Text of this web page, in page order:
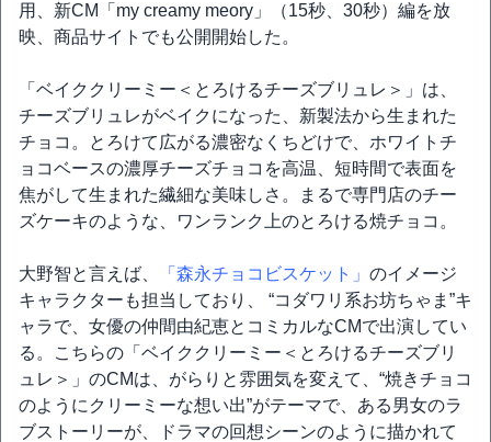
用、新CM「my creamy meory」（15秒、30秒）編を放
映、商品サイトでも公開開始した。
「ベイククリーミー＜とろけるチーズブリュレ＞」は、
チーズブリュレがベイクになった、新製法から生まれた
チョコ。とろけて広がる濃密なくちどけで、ホワイトチ
ョコベースの濃厚チーズチョコを高温、短時間で表面を
焦がして生まれた繊細な美味しさ。まるで専門店のチー
ズケーキのような、ワンランク上のとろける焼チョコ。
大野智と言えば、 「森永チョコビスケット」 のイメージ
キャラクターも担当しており、 “コダワリ系お坊ちゃま”キ
ャラで、女優の仲間由紀恵とコミカルなCMで出演してい
る。こちらの「ベイククリーミー＜とろけるチーズブリ
ュレ＞」のCMは、がらりと雰囲気を変えて、“焼きチョコ
のようにクリーミーな想い出”がテーマで、ある男女のラ
ブストーリーが、ドラマの回想シーンのように描かれて